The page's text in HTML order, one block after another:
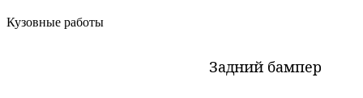
Кузовные работы
Задний бампер